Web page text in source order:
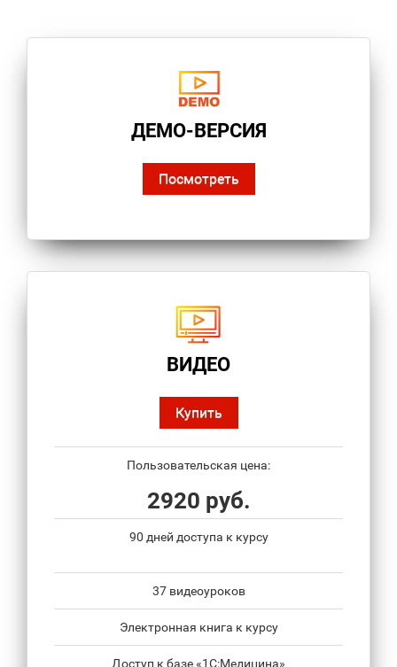
ДЕМО-ВЕРСИЯ
Посмотреть
ВИДЕО
Купить
Пользовательская цена:
2920 руб.
90 дней доступа к курсу
37 видеоуроков
Электронная книга к курсу
Доступ к базе «1С:Медицина»